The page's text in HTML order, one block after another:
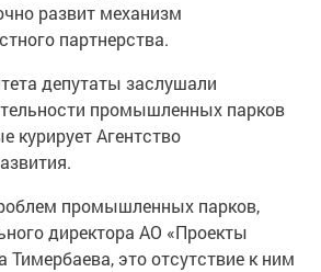
развит механизм
партнерства.
депутаты заслушали
промышленных парков
курирует Агентство
промышленных парков,
директора АО «Проекты
Тимербаева, это отсутствие к ним